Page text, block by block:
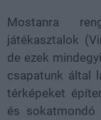
Mostanra
játékasztalok
de ezek
csapatunk által
térképeket
és sokatmondó